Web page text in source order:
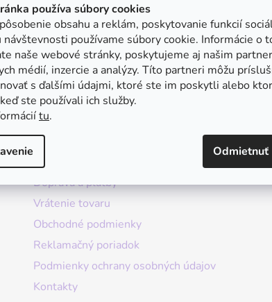
používa súbory cookies
obsahu a reklám, poskytovanie funkcií
návštevnosti používame súbory cookie. Informácie o
naše webové stránky, poskytujeme aj našim
médií, inzercie a analýzy. Títo partneri môžu
s ďalšími údajmi, ktoré ste im poskytli alebo
ste používali ich služby.
tu.
Odmietnuť
Doprava a platby
Vrátenie tovaru
Obchodné podmienky
Reklamačný poriadok
Podmienky ochrany osobných údajov
Kontakty